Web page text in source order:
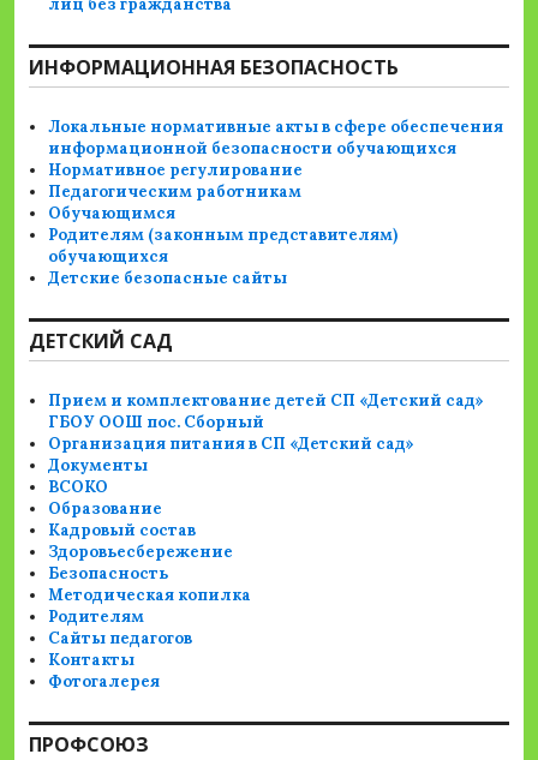
лиц без гражданства
ИНФОРМАЦИОННАЯ БЕЗОПАСНОСТЬ
Локальные нормативные акты в сфере обеспечения
информационной безопасности обучающихся
Нормативное регулирование
Педагогическим работникам
Обучающимся
Родителям (законным представителям)
обучающихся
Детские безопасные сайты
ДЕТСКИЙ САД
Прием и комплектование детей СП «Детский сад»
ГБОУ ООШ пос. Сборный
Организация питания в СП «Детский сад»
Документы
ВСОКО
Образование
Кадровый состав
Здоровьесбережение
Безопасность
Методическая копилка
Родителям
Сайты педагогов
Контакты
Фотогалерея
ПРОФСОЮЗ